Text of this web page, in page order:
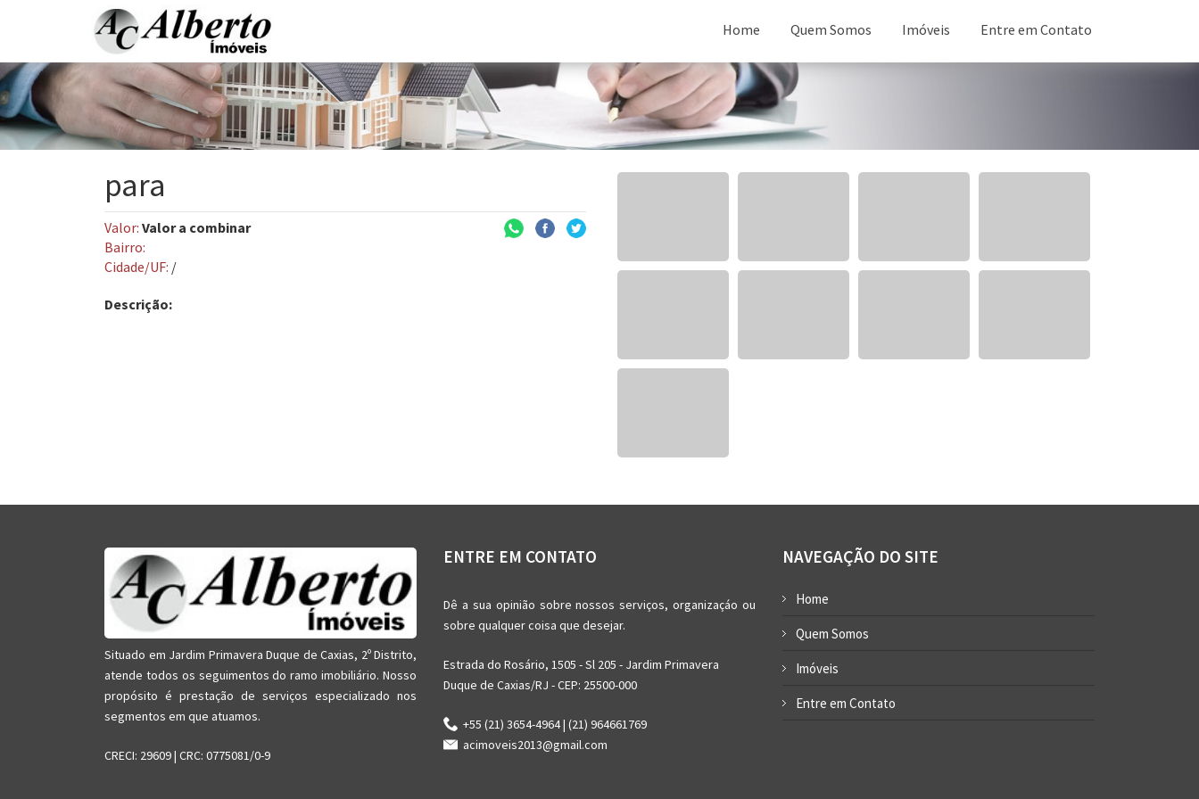
Home Quem Somos Imóveis Entre em Contato
para
Valor: Valor a combinar
Bairro:
Cidade/UF: /
Descrição:
Situado em Jardim Primavera Duque de Caxias, 2º Distrito,
atende todos os seguimentos do ramo imobiliário. Nosso
propósito é prestação de serviços especializado nos
segmentos em que atuamos.
CRECI: 29609 | CRC: 0775081/0-9
ENTRE EM CONTATO
Dê a sua opinião sobre nossos serviços, organizaçáo ou
sobre qualquer coisa que desejar.
Estrada do Rosário, 1505 - Sl 205 - Jardim Primavera
Duque de Caxias/RJ - CEP: 25500-000
+55 (21) 3654-4964 | (21) 964661769
acimoveis2013@gmail.com
NAVEGAÇÃO DO SITE
Home
Quem Somos
Imóveis
Entre em Contato